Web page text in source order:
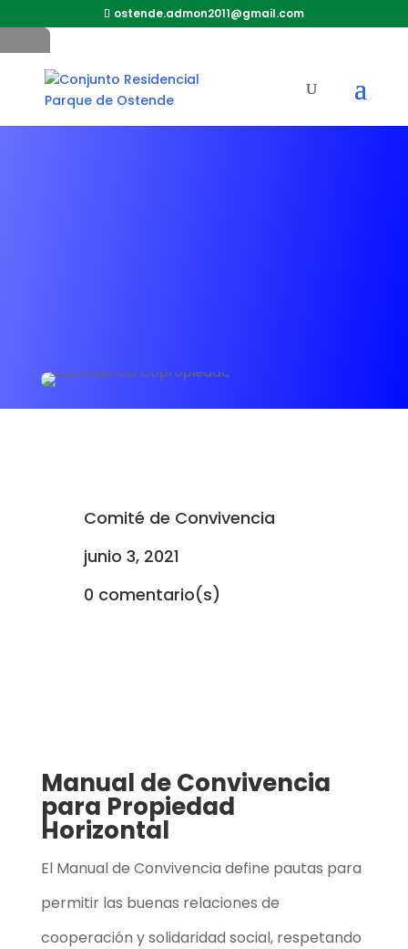
ostende.admon2011@gmail.com
Comité de Convivencia
junio 3, 2021
0 comentario(s)
Manual de Convivencia
para Propiedad
Horizontal
El Manual de Convivencia define pautas para
permitir las buenas relaciones de
cooperación y solidaridad social, respetando